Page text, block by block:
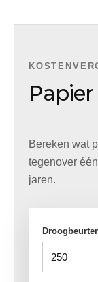
Bereken wat
tegenover
jaren.